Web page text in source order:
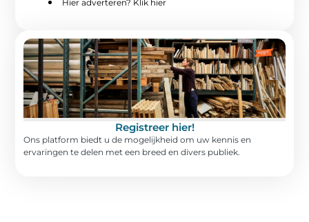
Hier adverteren? Klik hier
Registreer hier!
Ons platform biedt u de mogelijkheid om uw kennis en
ervaringen te delen met een breed en divers publiek.